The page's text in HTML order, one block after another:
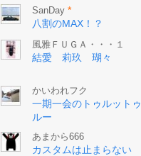
SanDay *
八割のMAX！？
風雅ＦＵＧＡ・・・１
結愛 莉玖 瑚々
かいわれフク
一期一会のトゥルットゥ
ルー
あまから666
カスタムは止まらない